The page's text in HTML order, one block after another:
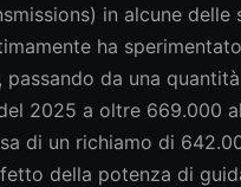
in alcune delle
ha
da una
2025 a oltre 669.000
di un richiamo di
della potenza di